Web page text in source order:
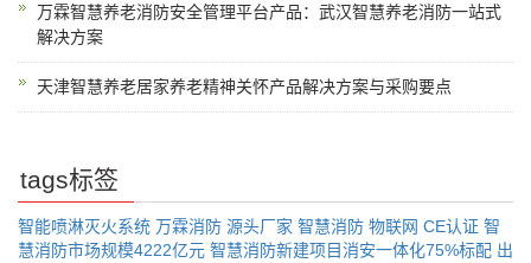
万霖智慧养老消防安全管理平台产品：武汉智慧养老消防一站式
解决方案
天津智慧养老居家养老精神关怀产品解决方案与采购要点
tags标签
智能喷淋灭火系统 万霖消防 源头厂家 智慧消防 物联网 CE认证 智
慧消防市场规模4222亿元 智慧消防新建项目消安一体化75%标配 出